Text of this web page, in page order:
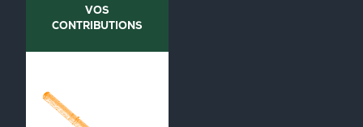
VOS
CONTRIBUTIONS